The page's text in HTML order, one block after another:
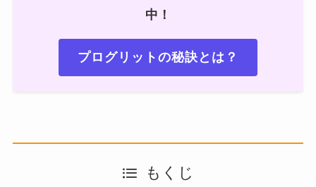
中！
プログリットの秘訣とは？
もくじ